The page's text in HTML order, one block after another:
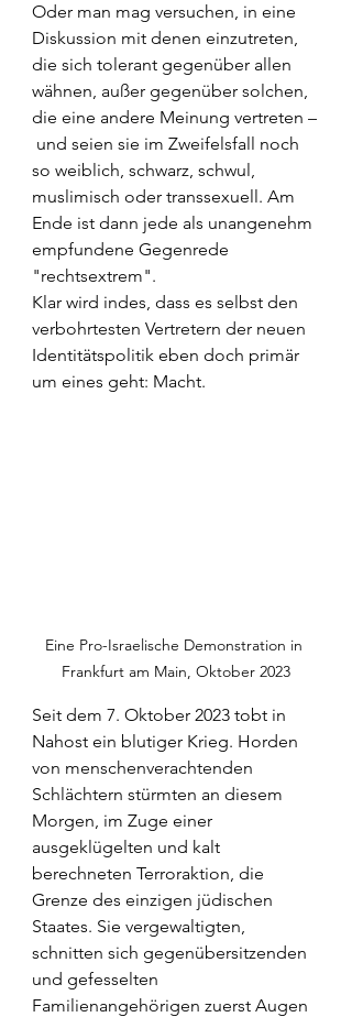
Oder man mag versuchen, in eine
Diskussion mit denen einzutreten,
die sich tolerant gegenüber allen
wähnen, außer gegenüber solchen,
die eine andere Meinung vertreten –
und seien sie im Zweifelsfall noch
so weiblich, schwarz, schwul,
muslimisch oder transsexuell. Am
Ende ist dann jede als unangenehm
empfundene Gegenrede
"rechtsextrem".
Klar wird indes, dass es selbst den
verbohrtesten Vertretern der neuen
Identitätspolitik eben doch primär
um eines geht: Macht.
Eine Pro-Israelische Demonstration in
Frankfurt am Main, Oktober 2023
Seit dem 7. Oktober 2023 tobt in
Nahost ein blutiger Krieg. Horden
von menschenverachtenden
Schlächtern stürmten an diesem
Morgen, im Zuge einer
ausgeklügelten und kalt
berechneten Terroraktion, die
Grenze des einzigen jüdischen
Staates. Sie vergewaltigten,
schnitten sich gegenübersitzenden
und gefesselten
Familienangehörigen zuerst Augen